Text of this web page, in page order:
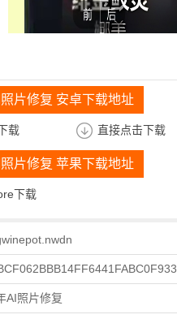
片修复 安卓下载地址
载 直接点击下载
片修复 苹果下载地址
下载
AI照片修复